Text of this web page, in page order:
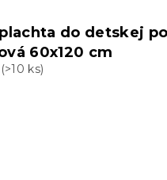
do detskej
60x120 cm
(>10 ks)